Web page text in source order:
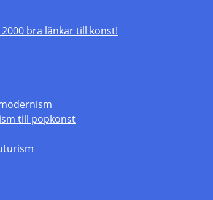
bra länkar till konst!
till popkonst